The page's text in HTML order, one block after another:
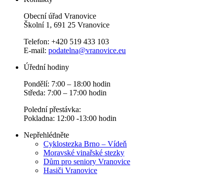
Obecní úřad Vranovice
Školní 1, 691 25 Vranovice
Telefon: +420 519 433 103
E-mail: podatelna@vranovice.eu
Úřední hodiny
Pondělí: 7:00 – 18:00 hodin
Středa: 7:00 – 17:00 hodin
Polední přestávka:
Pokladna: 12:00 -13:00 hodin
Nepřehlédněte
Cyklostezka Brno – Vídeň
Moravské vinařské stezky
Dům pro seniory Vranovice
Hasiči Vranovice